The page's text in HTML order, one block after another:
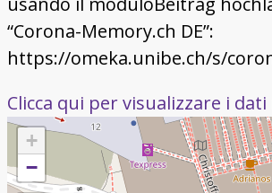
“Corona-Memory.ch DE”:
https://omeka.unibe.ch/s/
Clicca qui per visualizzare i
+
−